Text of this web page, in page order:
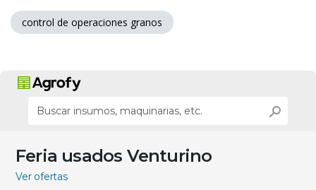
control de operaciones granos
Feria usados Venturino
Ver ofertas